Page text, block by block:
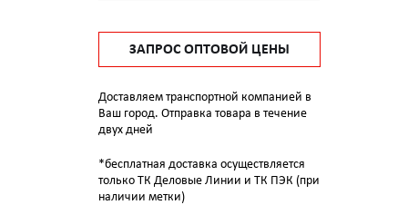
ЗАПРОС ОПТОВОЙ ЦЕНЫ
Доставляем транспортной компанией в
Ваш город. Отправка товара в течение
двух дней
*бесплатная доставка осуществляется
только ТК Деловые Линии и ТК ПЭК (при
наличии метки)